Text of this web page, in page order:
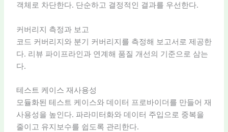
객체로 차단한다. 단순하고 결정적인 결과를 우선한다.
커버리지 측정과 보고
코드 커버리지와 분기 커버리지를 측정해 보고서로 제공한
다. 리뷰 파이프라인과 연계해 품질 개선의 기준으로 삼는
다.
테스트 케이스 재사용성
모듈화된 테스트 케이스와 데이터 프로바이더를 만들어 재
사용성을 높인다. 파라미터화와 데이터 주입으로 중복을
줄이고 유지보수를 쉽도록 관리한다.